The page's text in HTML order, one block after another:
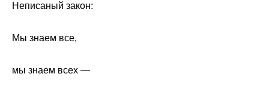
Неписаный закон:
Мы знаем все,
мы знаем всех —